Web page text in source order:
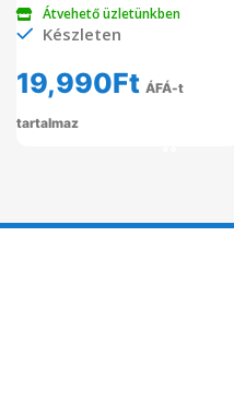
Átvehető üzletünkben
Készleten
19,990Ft ÁFÁ-t
tartalmaz